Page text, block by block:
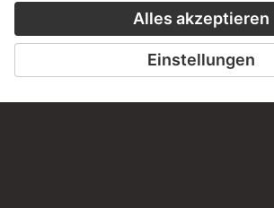
staedelmuseum.de/go/ds/13106-13107vz
LETZTE AKTUALISIERUNG
14.07.2026